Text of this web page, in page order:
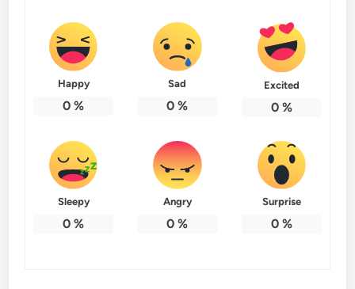
Happy
0 %
Sad
0 %
Excited
0%
Sleepy
0 %
Angry
0 %
Surprise
0%